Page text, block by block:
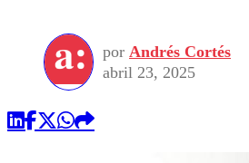
Torneo Internacional
Torneo Nacional
Internacional
Nacional
Programas
Comercial
por Andrés Cortés
abril 23, 2025